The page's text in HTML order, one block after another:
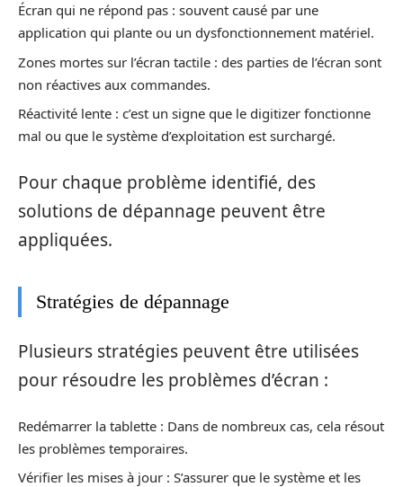
Écran qui ne répond pas : souvent causé par une
application qui plante ou un dysfonctionnement matériel.
Zones mortes sur l’écran tactile : des parties de l’écran sont
non réactives aux commandes.
Réactivité lente : c’est un signe que le digitizer fonctionne
mal ou que le système d’exploitation est surchargé.
Pour chaque problème identifié, des
solutions de dépannage peuvent être
appliquées.
Stratégies de dépannage
Plusieurs stratégies peuvent être utilisées
pour résoudre les problèmes d’écran :
Redémarrer la tablette : Dans de nombreux cas, cela résout
les problèmes temporaires.
Vérifier les mises à jour : S’assurer que le système et les